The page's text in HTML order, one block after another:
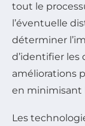
tout le
l’éventuelle
déterminer
d’identifier les
améliorations
en minimisant
Les